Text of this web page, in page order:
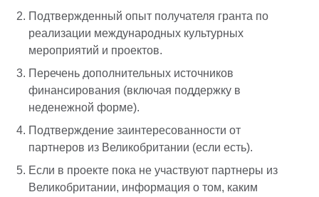
Подтвержденный опыт получателя гранта по
реализации международных культурных
мероприятий и проектов.
Перечень дополнительных источников
финансирования (включая поддержку в
неденежной форме).
Подтверждение заинтересованности от
партнеров из Великобритании (если есть).
Если в проекте пока не участвуют партнеры из
Великобритании, информация о том, каким